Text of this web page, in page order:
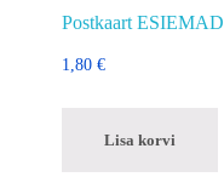
Postkaart ESIEMAD
1,80 €
Lisa korvi